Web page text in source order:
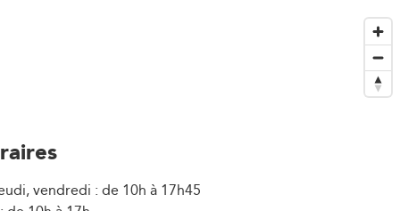
vendredi : de 10h à 17h45